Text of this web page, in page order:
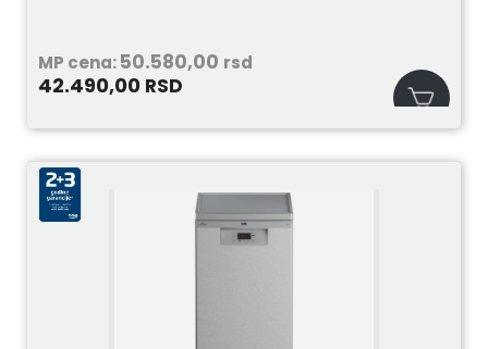
MP cena:50.580,00 rsd
42.490,00 RSD